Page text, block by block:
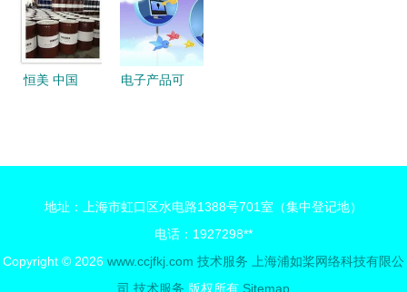
以技术服务
引领健康新
风尚
与供应商依
赖并存
恒美 中国
越——专访
科技油脂董
电子产品可
构指南
地址：上海市虹口区水电路1388号701室（集中登记地）
电话：1927298**
Copyright © 2026 www.ccjfkj.com 技术服务
上海浦如桨网络科技有限公
司 技术服务 版权所有 Sitemap